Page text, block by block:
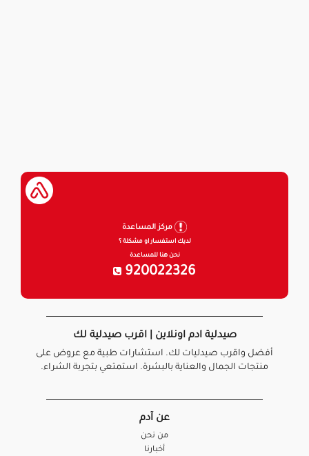
مركز المساعدة
لديك استفسار او مشكلة ؟
نحن هنا للمساعدة
920022326
صيدلية ادم اونلاين | اقرب صيدلية لك
أفضل واقرب صيدليات لك. استشارات طبية مع عروض على
منتجات الجمال والعناية بالبشرة. استمتعي بتجربة الشراء.
عن آدم
من نحن
أخبارنا